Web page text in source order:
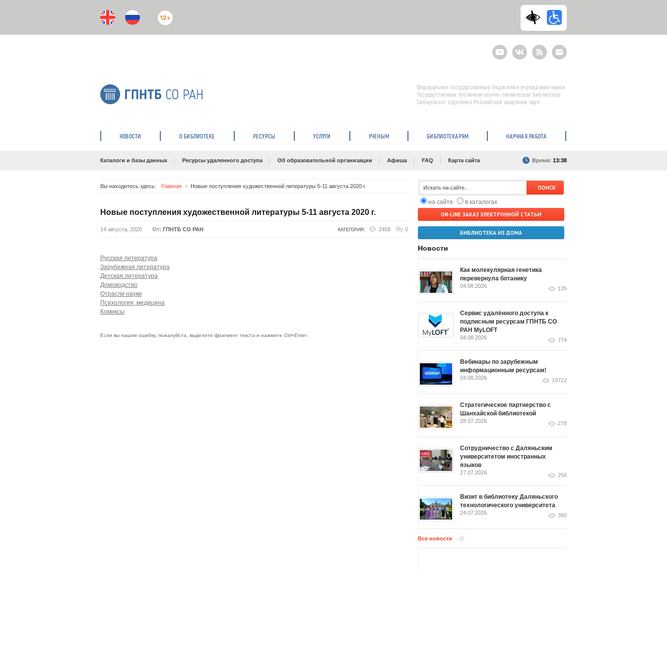
12+
YoutubeВКонтактеRSS
E-
mail
подписка
Федеральное государственное бюджетное учреждение науки
Государственная публичная научно-техническая библиотека
Сибирского отделения Российской академии наук
НОВОСТИ О БИБЛИОТЕКЕ РЕСУРСЫ УСЛУГИ УЧЕНЫМ БИБЛИОТЕКАРЯМ НАУЧНАЯ РАБОТА
Каталоги и базы данных Ресурсы удаленного доступа Об образовательной организации Афиша FAQ Карта сайта Время: 13:38
Вы находитесь здесь: Главная Новые поступления художественной литературы 5-11 августа 2020 г.
Новые поступления художественной литературы 5-11 августа 2020 г.
14 августа, 2020 От: ГПНТБ СО РАН КАТЕГОРИЯ: 2458 0
Русская литература
Зарубежная литература
Детская литература
Домоводство
Отрасли науки
Психология, медицина
Комиксы
Если вы нашли ошибку, пожалуйста, выделите фрагмент текста и нажмите Ctrl+Enter.
на сайте
в каталогах
ON-LINE ЗАКАЗ ЭЛЕКТРОННОЙ СТАТЬИ
БИБЛИОТЕКА ИЗ ДОМА
Новости
Как молекулярная генетика
перевернула ботанику
04.08.2026 135
Сервис удалённого доступа к
подписным ресурсам ГПНТБ СО
РАН MyLOFT
04.08.2026 774
Вебинары по зарубежным
информационным ресурсам!
04.08.2026 19722
Стратегическое партнерство с
Шанхайской библиотекой
28.07.2026 278
Сотрудничество с Даляньским
университетом иностранных
языков
27.07.2026 256
Визит в библиотеку Даляньского
технологического университета
24.07.2026 360
Все новости